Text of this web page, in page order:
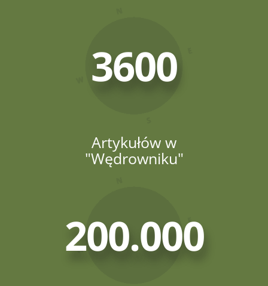
3600
Artykułów w
"Wędrowniku"
200.000